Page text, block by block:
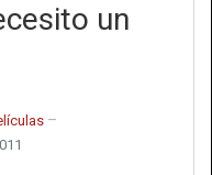
un